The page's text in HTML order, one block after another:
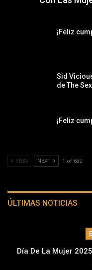
¡Feliz
Sid
de The
¡Feliz
PREV NEXT 1 of 682
ÚLTIMAS NOTICIAS
Día De La Mujer